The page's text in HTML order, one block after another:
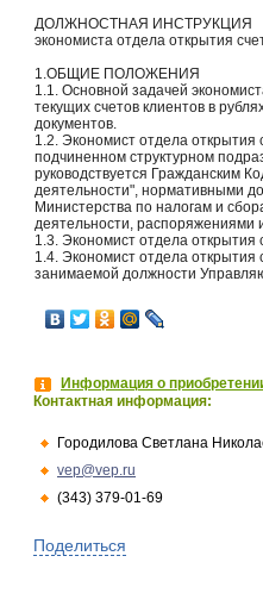
ДОЛЖНОСТНАЯ ИНСТРУКЦИЯ
экономиста отдела открытия
1.ОБЩИЕ ПОЛОЖЕНИЯ
1.1. Основной задачей
текущих счетов клиентов в
документов.
1.2. Экономист отдела
подчиненном структурном
руководствуется Гражданским
деятельности", нормативными
Министерства по налогам и
деятельности, распоряжениями
1.3. Экономист отдела открытия
1.4. Экономист отдела открытия
занимаемой должности
Информация о
Контактная информация:
Городилова Светлана
vep@vep.ru
(343) 379-01-69
Поделиться